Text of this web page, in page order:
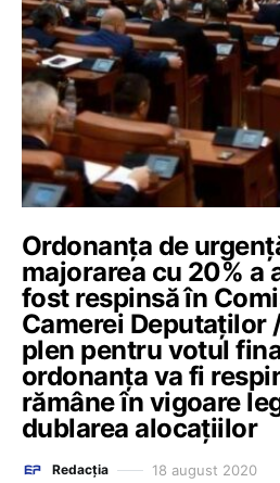
Ordonanța de
majorarea cu 20% a
fost respinsă în
Camerei Deputaților
plen pentru votul
ordonanța va fi
rămâne în vigoare
dublarea alocațiilor
Redacția 18 august 2020